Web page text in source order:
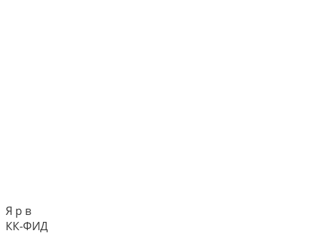
Я р в
КК-ФИД